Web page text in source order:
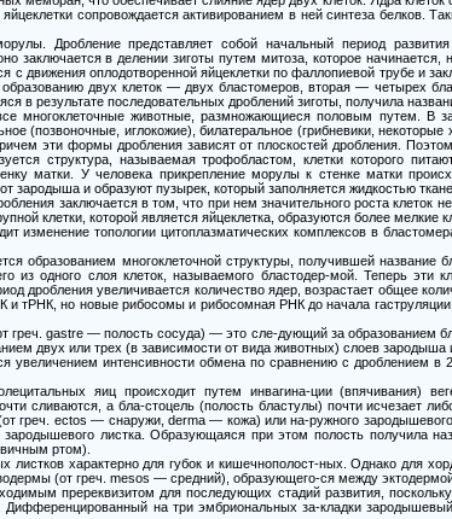
сопровождается активированием в ней синтеза белков.
Дробление представляет собой начальный период
заключается в делении зиготы путем митоза, которое
с движения оплодотворенной яйцеклетки по фаллопиевой трубе и
двух клеток — двух бластомеров, вторая — четырех
в результате последовательных дроблений зиготы, получила
многоклеточные животные, размножающиеся половым путем. В
(позвоночные, иглокожие), билатеральное (грибневики,
эти формы дробления зависят от плоскостей дробления.
структура, называемая трофобластом, клетки которого
матки. У человека прикрепление морулы к стенке матки
зародыша и образуют пузырек, который заполняется жидкостью
заключается в том, что при нем значительного роста клеток
клетки, которой является яйцеклетка, образуются более
изменение топологии цитоплазматических комплексов в
образованием многоклеточной структуры, получившей
из одного слоя клеток, называемого бластодер-мой. Теперь эти
дробления увеличивается количество ядер, возрастает общее
и тРНК, но новые рибосомы и рибосомная РНК до начала
греч. gastre — полость сосуда) — это сле-дующий за образованием
двух или трех (в зависимости от вида животных) слоев
увеличением интенсивности обмена по сравнению с дроблением
яиц происходит путем инвагина-ции (впячивания)
сливаются, а бла-стоцель (полость бластулы) почти исчезает
греч. ectos — снаружи, derma — кожа) или на-ружного
листка. Образующаяся при этом полость получила
ртом).
листков характерно для губок и кишечнополост-ных. Однако для
(от греч. mesos — средний), образующего-ся между
пререквизитом для последующих стадий развития,
Дифференцированный на три эмбриональных за-кладки